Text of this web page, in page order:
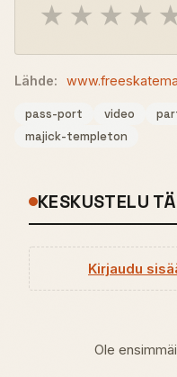
★ ★ ★ ★
Lähde:
pass-port video
majick-templeton
KESKUSTELU
Kirjaudu
Ole